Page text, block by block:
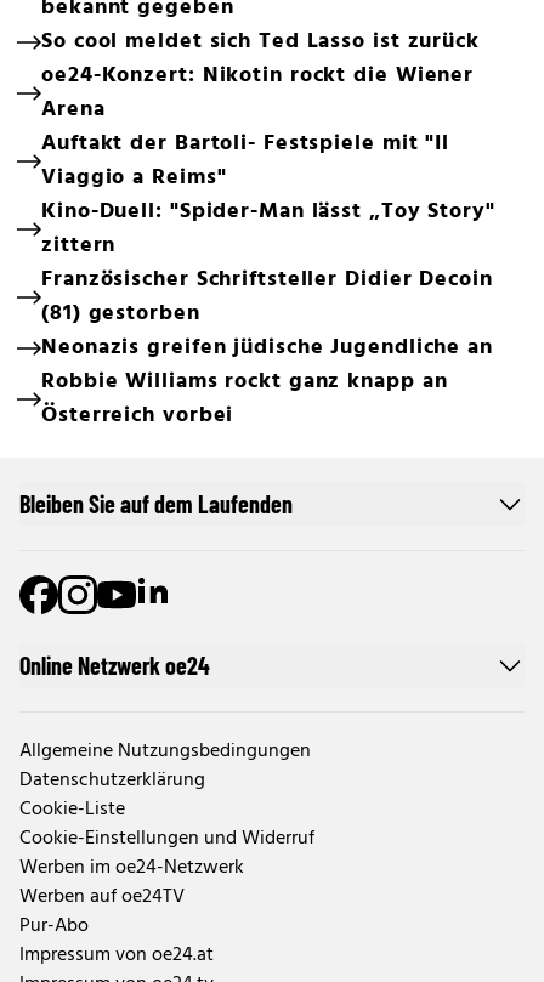
bekannt gegeben
So cool meldet sich Ted Lasso ist zurück
oe24-Konzert: Nikotin rockt die Wiener
Arena
Auftakt der Bartoli- Festspiele mit "Il
Viaggio a Reims"
Kino-Duell: "Spider-Man lässt „Toy Story"
zittern
Französischer Schriftsteller Didier Decoin
(81) gestorben
Neonazis greifen jüdische Jugendliche an
Robbie Williams rockt ganz knapp an
Österreich vorbei
Online Netzwerk oe24
Allgemeine Nutzungsbedingungen
Datenschutzerklärung
Cookie-Liste
Cookie-Einstellungen und Widerruf
Werben im oe24-Netzwerk
Werben auf oe24TV
Pur-Abo
Impressum von oe24.at
Bleiben Sie auf dem Laufenden